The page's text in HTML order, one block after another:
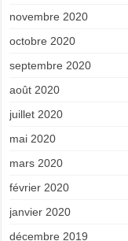
novembre 2020
octobre 2020
septembre 2020
août 2020
juillet 2020
mai 2020
mars 2020
février 2020
janvier 2020
décembre 2019